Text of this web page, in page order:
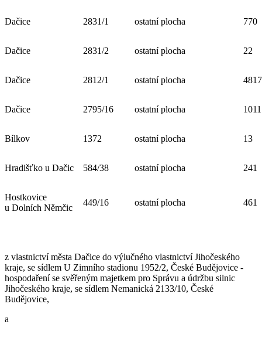
Dačice 2831/1 ostatní plocha 770
Dačice 2831/2 ostatní plocha 22
Dačice 2812/1 ostatní plocha 4817
Dačice 2795/16 ostatní plocha 1011
Bílkov 1372 ostatní plocha 13
Hradišťko u Dačic 584/38 ostatní plocha 241
Hostkovice
u Dolních Němčic
449/16 ostatní plocha 461
z vlastnictví města Dačice do výlučného vlastnictví Jihočeského
kraje, se sídlem U Zimního stadionu 1952/2, České Budějovice -
hospodaření se svěřeným majetkem pro Správu a údržbu silnic
Jihočeského kraje, se sídlem Nemanická 2133/10, České
Budějovice,
a